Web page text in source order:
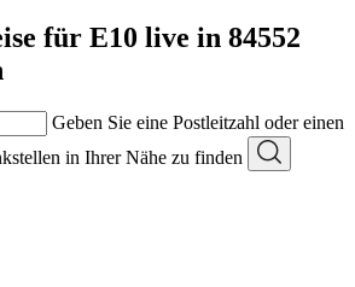
für E10 live in 84552
Geben Sie eine Postleitzahl oder einen
in Ihrer Nähe zu finden